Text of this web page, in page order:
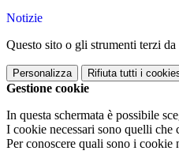
Notizie
Questo sito o gli strumenti terzi
Personalizza Rifiuta tutti i
Gestione cookie
In questa schermata è possibile
I cookie necessari sono quelli
Per conoscere quali sono i cookie